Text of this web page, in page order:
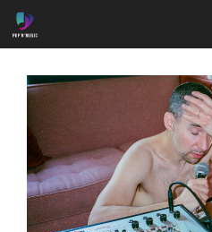
Aller
au